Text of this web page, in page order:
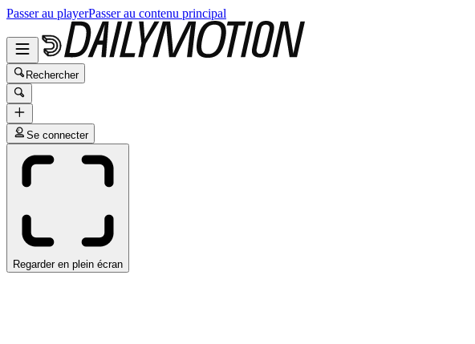
Passer au playerPasser au contenu principal
Rechercher
Se connecter
Regarder en plein écran